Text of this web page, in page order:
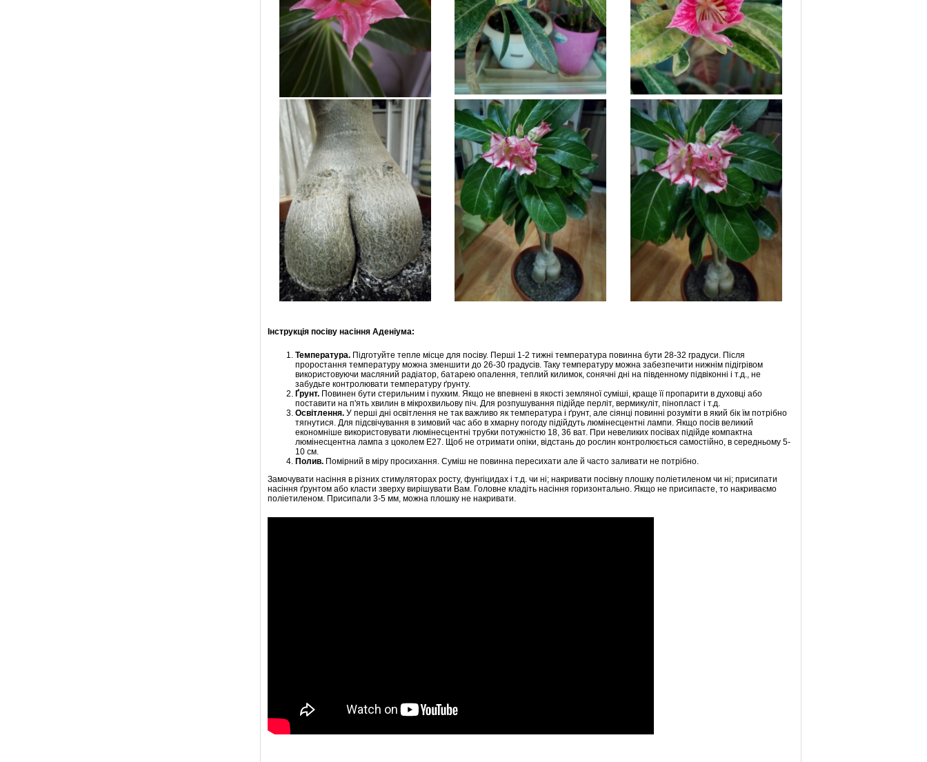
Інструкція посіву насіння Аденіума:
Температура. Підготуйте тепле місце для посіву. Перші 1-2 тижні температура повинна бути 28-32 градуси. Після
проростання температуру можна зменшити до 26-30 градусів. Таку температуру можна забезпечити нижнім підігрівом
використовуючи масляний радіатор, батарею опалення, теплий килимок, сонячні дні на південному підвіконні і т.д., не
забудьте контролювати температуру ґрунту.
Ґрунт. Повинен бути стерильним і пухким. Якщо не впевнені в якості земляної суміші, краще її пропарити в духовці або
поставити на п'ять хвилин в мікрохвильову піч. Для розпушування підійде перліт, вермикуліт, пінопласт і т.д.
Освітлення. У перші дні освітлення не так важливо як температура і ґрунт, але сіянці повинні розуміти в який бік їм потрібно
тягнутися. Для підсвічування в зимовий час або в хмарну погоду підійдуть люмінесцентні лампи. Якщо посів великий
економніше використовувати люмінесцентні трубки потужністю 18, 36 ват. При невеликих посівах підійде компактна
люмінесцентна лампа з цоколем Е27. Щоб не отримати опіки, відстань до рослин контролюється самостійно, в середньому 5-
10 см.
Полив. Помірний в міру просихання. Суміш не повинна пересихати але й часто заливати не потрібно.
Замочувати насіння в різних стимуляторах росту, фунгіцидах і т.д. чи ні; накривати посівну плошку поліетиленом чи ні; присипати
насіння ґрунтом або класти зверху вирішувати Вам. Головне кладіть насіння горизонтально. Якщо не присипаєте, то накриваємо
поліетиленом. Присипали 3-5 мм, можна плошку не накривати.